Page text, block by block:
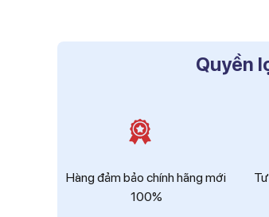
Quyền
Hàng đảm bảo chính hãng mới
100%